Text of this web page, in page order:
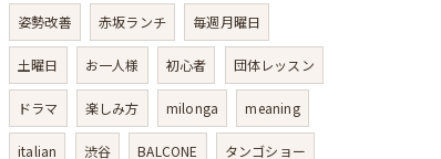
姿勢改善 赤坂ランチ 毎週月曜日
土曜日 お一人様 初心者 団体レッスン
ドラマ 楽しみ方 milonga meaning
italian 渋谷 BALCONE タンゴショー